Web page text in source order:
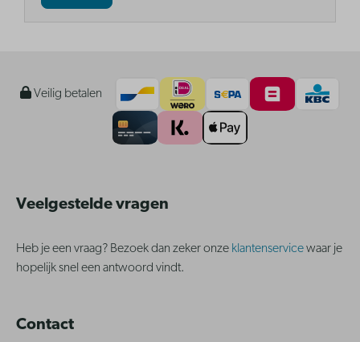
Veilig betalen
Veelgestelde vragen
Heb je een vraag? Bezoek dan zeker onze klantenservicewaar je
hopelijk snel een antwoord vindt.
Contact